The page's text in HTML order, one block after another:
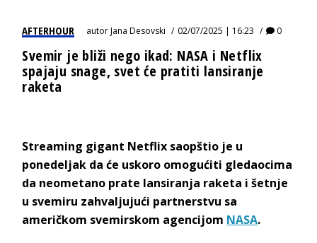
AFTERHOUR autorJana Desovski 02/07/2025 | 16:23 0
Svemir je bliži nego ikad: NASA i Netflix
spajaju snage, svet će pratiti lansiranje
raketa
Streaming gigant Netflix saopštio je u
ponedeljak da će uskoro omogućiti gledaocima
da neometano prate lansiranja raketa i šetnje
u svemiru zahvaljujući partnerstvu sa
američkom svemirskom agencijom NASA.